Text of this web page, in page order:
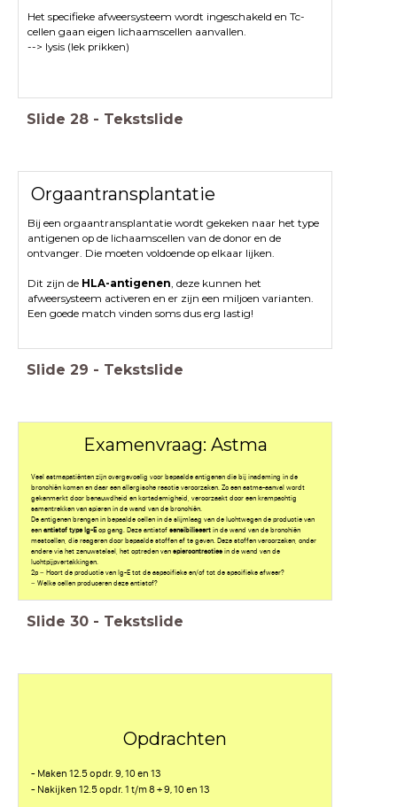
Het specifieke afweersysteem wordt ingeschakeld en Tc-
cellen gaan eigen lichaamscellen aanvallen.
--> lysis (lek prikken)
Slide 28 - Tekstslide
Orgaantransplantatie
Bij een orgaantransplantatie wordt gekeken naar het type
antigenen op de lichaamscellen van de donor en de
ontvanger. Die moeten voldoende op elkaar lijken.
Dit zijn de HLA-antigenen , deze kunnen het
afweersysteem activeren en er zijn een miljoen varianten.
Een goede match vinden soms dus erg lastig!
Slide 29 - Tekstslide
Examenvraag: Astma
Veel astmapatiënten zijn overgevoelig voor bepaalde antigenen die bij inademing in de
bronchiën komen en daar een allergische reactie veroorzaken. Zo een astma-aanval wordt
gekenmerkt door benauwdheid en kortademigheid, veroorzaakt door een krampachtig
samentrekken van spieren in de wand van de bronchiën.
De antigenen brengen in bepaalde cellen in de slijmlaag van de luchtwegen de productie van
een antistof type Ig-Eop gang. Deze antistof sensibiliseertin de wand van de bronchiën
mestcellen, die reageren door bepaalde stoffen af te geven. Deze stoffen veroorzaken, onder
andere via het zenuwstelsel, het optreden van spiercontractiesin de wand van de
luchtpijpvertakkingen.
2p − Hoort de productie van Ig-E tot de aspecifieke en/of tot de specifieke afweer?
− Welke cellen produceren deze antistof?
Slide 30 - Tekstslide
Opdrachten
- Maken 12.5 opdr. 9, 10 en 13
- Nakijken 12.5 opdr. 1 t/m 8 + 9, 10 en 13